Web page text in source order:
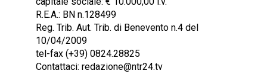
R.E.A.: BN n.128499
Reg. Trib. Aut. Trib. di Benevento n.4 del
10/04/2009
tel-fax (+39) 0824.28825
Contattaci: redazione@ntr24.tv